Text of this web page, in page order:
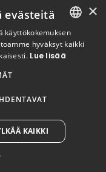
Reserved
Seuraavat
FINNISH
×
evästeitä
käyttökokemuksen
hyväksyt kaikki
Lue lisää
KAIKKI